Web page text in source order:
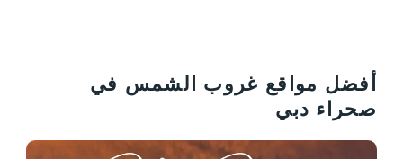
أفضل مواقع غروب الشمس في
صحراء دبي